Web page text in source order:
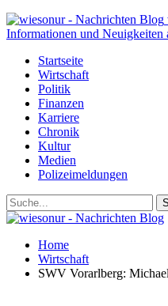
Informationen und Neuigkeiten
Startseite
Wirtschaft
Politik
Finanzen
Karriere
Chronik
Kultur
Medien
Polizeimeldungen
Home
Wirtschaft
SWV Vorarlberg: